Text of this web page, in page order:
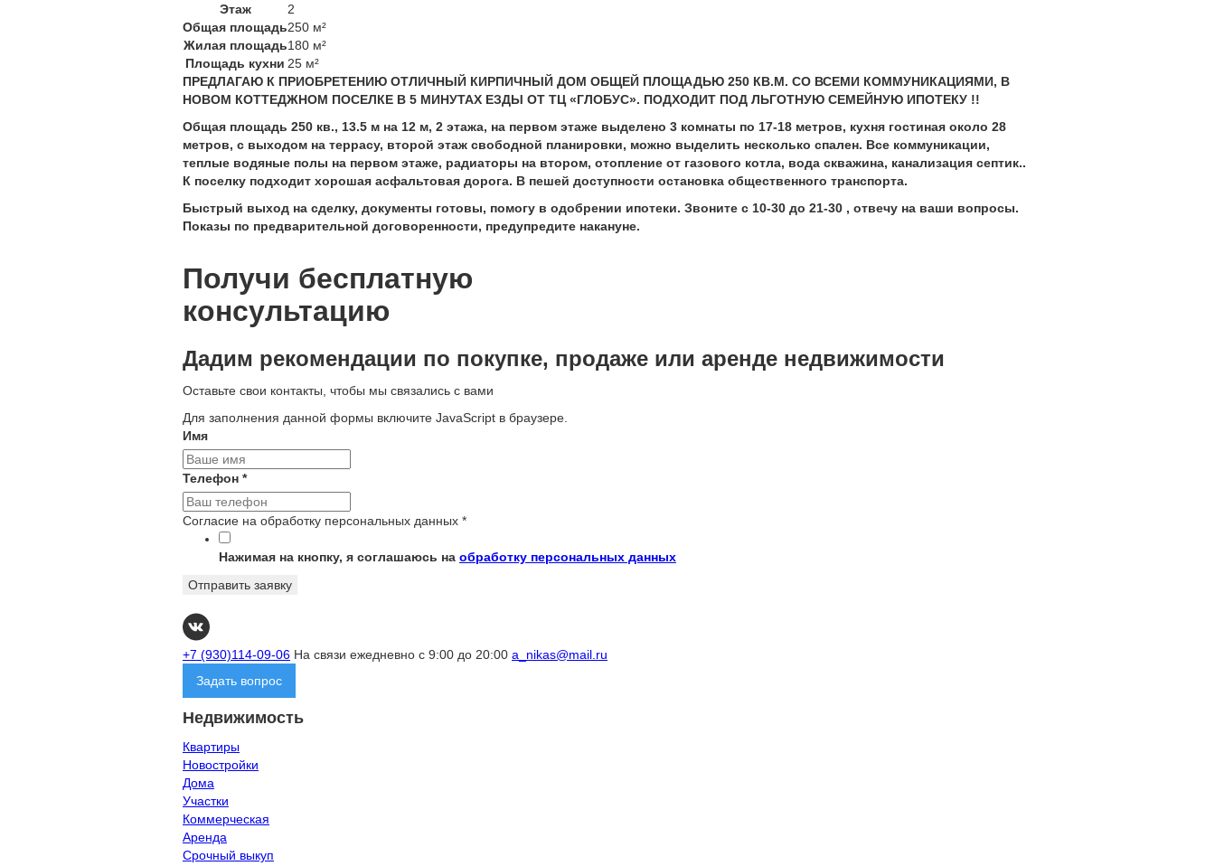
Этаж
2
Общая площадь250 м²
Жилая площадь180 м²
Площадь кухни 25 м²
ПРЕДЛАГАЮ К ПРИОБРЕТЕНИЮ ОТЛИЧНЫЙ КИРПИЧНЫЙ ДОМ ОБЩЕЙ ПЛОЩАДЬЮ 250 КВ.М. СО ВСЕМИ КОММУНИКАЦИЯМИ, В
НОВОМ КОТТЕДЖНОМ ПОСЕЛКЕ В 5 МИНУТАХ ЕЗДЫ ОТ ТЦ «ГЛОБУС». ПОДХОДИТ ПОД ЛЬГОТНУЮ СЕМЕЙНУЮ ИПОТЕКУ !!
Общая площадь 250 кв., 13.5 м на 12 м, 2 этажа, на первом этаже выделено 3 комнаты по 17-18 метров, кухня гостиная около 28
метров, с выходом на террасу, второй этаж свободной планировки, можно выделить несколько спален. Все коммуникации,
теплые водяные полы на первом этаже, радиаторы на втором, отопление от газового котла, вода скважина, канализация септик..
К поселку подходит хорошая асфальтовая дорога. В пешей доступности остановка общественного транспорта.
Быстрый выход на сделку, документы готовы, помогу в одобрении ипотеки. Звоните с 10-30 до 21-30 , отвечу на ваши вопросы.
Показы по предварительной договоренности, предупредите накануне.
Получи бесплатную
консультацию
Дадим рекомендации по покупке, продаже или аренде недвижимости
Оставьте свои контакты, чтобы мы связались с вами
Для заполнения данной формы включите JavaScript в браузере.
Имя
Телефон *
Согласие на обработку персональных данных *
Нажимая на кнопку, я соглашаюсь на обработку персональных данных
Отправить заявку
+7 (930)114-09-06 На связи ежедневно с 9:00 до 20:00 a_nikas@mail.ru
Задать вопрос
Недвижимость
Квартиры
Новостройки
Дома
Участки
Коммерческая
Аренда
Срочный выкуп